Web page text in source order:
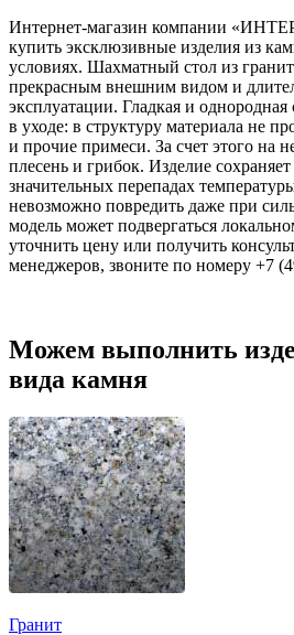
Интернет-магазин компании
купить эксклюзивные изделия из
условиях. Шахматный стол из
прекрасным внешним видом и
эксплуатации. Гладкая и
в уходе: в структуру материала не
и прочие примеси. За счет этого на
плесень и грибок. Изделие
значительных перепадах
невозможно повредить даже при
модель может подвергаться
уточнить цену или получить
менеджеров, звоните по номеру +7
Можем выполнить
вида камня
Гранит